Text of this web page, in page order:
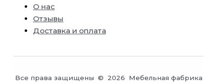
О нас
Отзывы
Доставка и оплата
Все права защищены © 2026 Мебельная фабрика